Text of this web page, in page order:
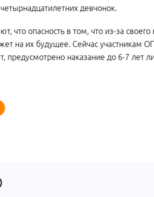
девчонок.
что опасность в том, что из-за
на их будущее. Сейчас участникам
предусмотрено наказание до 6-7 лет
)